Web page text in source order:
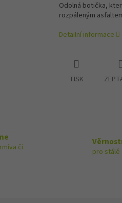
Odolná botička,
rozpáleným
Detailní informace
TISK
či
pro stálé